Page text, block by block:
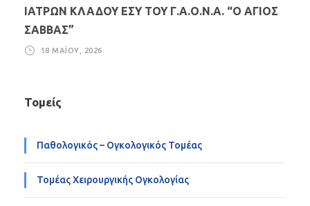
ΙΑΤΡΩΝ ΚΛΑΔΟΥ ΕΣΥ ΤΟΥ Γ.Α.Ο.Ν.Α. “Ο ΑΓΙΟΣ
ΣΑΒΒΑΣ”
18 ΜΑΪ́ΟΥ, 2026
Τομείς
Παθολογικός – Ογκολογικός Τομέας
Τομέας Χειρουργικής Ογκολογίας